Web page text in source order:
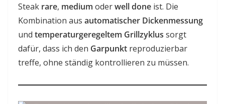
Steak rare, medium oderwell done ist. Die
Kombination aus automatischer Dickenmessung
und temperaturgeregeltem Grillzyklus sorgt
dafür, dass ich den Garpunkt reproduzierbar
treffe, ohne ständig kontrollieren zu müssen.